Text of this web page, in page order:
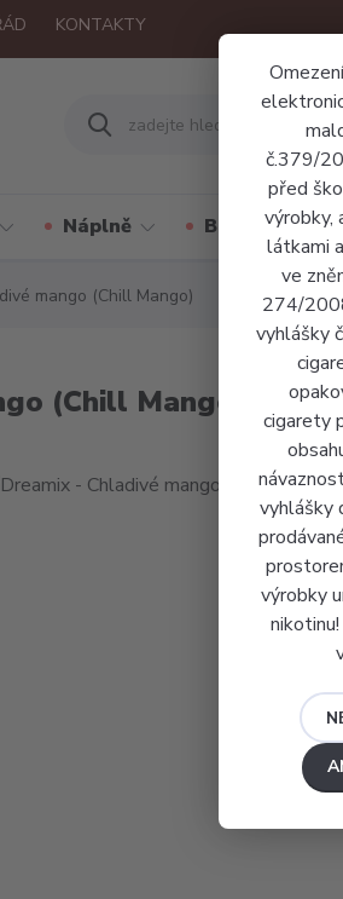
č.379/
před
výrobky,
látkami
ve
274/
vyhlášky
cigarety
vyhlášky
výrobky
KONTAKTY
Náplně Báze a
mango (Chill Mango)
(Chill Mango)